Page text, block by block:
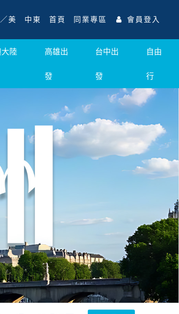
美 中東 首頁 同業專區 會員登入
陸 高雄出
發
台中出
發
自由
行